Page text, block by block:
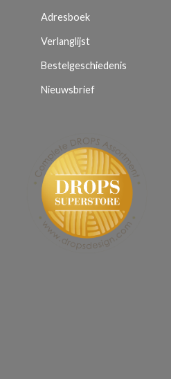
Adresboek
Verlanglijst
Bestelgeschiedenis
Nieuwsbrief